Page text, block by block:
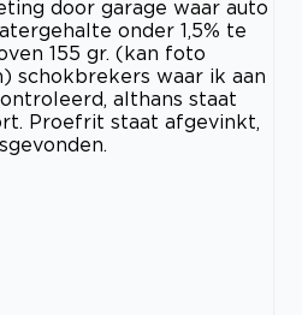
door garage waar auto
onder 1,5% te
155 gr. (kan foto
schokbrekers waar ik aan
althans staat
Proefrit staat afgevinkt,